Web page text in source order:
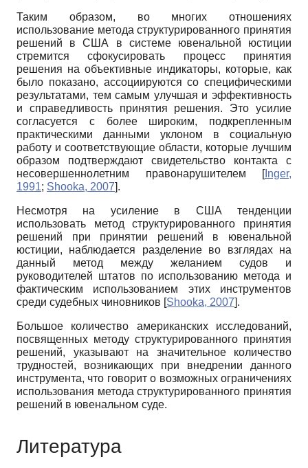
Таким образом, во многих отношениях
использование метода структурированного принятия
решений в США в системе ювенальной юстиции
стремится сфокусировать процесс принятия
решения на объективные индикаторы, которые, как
было показано, ассоциируются со специфическими
результатами, тем самым улучшая и эффективность
и справедливость принятия решения. Это усилие
согласуется с более широким, подкрепленным
практическими данными уклоном в социальную
работу и соответствующие области, которые лучшим
образом подтверждают свидетельство контакта с
несовершеннолетним правонарушителем
[Inger,
1991; Shooka, 2007].
Несмотря на усиление в США тенденции
использовать метод структурированного принятия
решений при принятии решений в ювенальной
юстиции, наблюдается разделение во взглядах на
данный метод между желанием судов и
руководителей штатов по использованию метода и
фактическим использованием этих инструментов
среди судебных чиновников [Shooka, 2007].
Большое количество американских исследований,
посвященных методу структурированного принятия
решений, указывают на значительное количество
трудностей, возникающих при внедрении данного
инструмента, что говорит о возможных ограничениях
использования метода структурированного принятия
решений в ювенальном суде.
Литература